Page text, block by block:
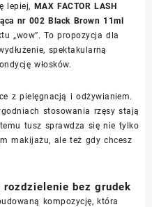
lepiej, MAX FACTOR LASH
nr 002 Black Brown 11ml
„wow”. To propozycja dla
spektakularną
włosków.
z pielęgnacją i odżywianiem.
stosowania rzęsy stają
tusz sprawdza się nie tylko
makijażu, ale też gdy chcesz
rozdzielenie bez grudek
kompozycję, która